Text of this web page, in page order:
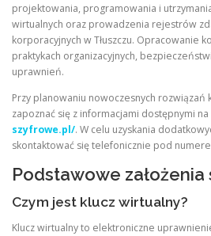
projektowania, programowania i
wirtualnych oraz prowadzenia rejestrów
korporacyjnych w Tłuszczu. Opracowanie
praktykach organizacyjnych,
uprawnień.
Przy planowaniu nowoczesnych
zapoznać się z informacjami dostępnymi
szyfrowe.pl/. W celu uzyskania
skontaktować się telefonicznie pod
Podstawowe założenia
Czym jest klucz wirtualny?
Klucz wirtualny to elektroniczne